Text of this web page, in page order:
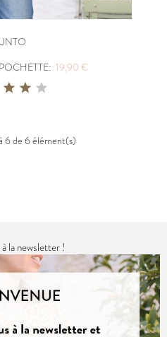
POCHETTE: 19,90 €
6 de 6 élément(s)
la newsletter !
OK
tout moment. Vous trouverez pour cela
du site.